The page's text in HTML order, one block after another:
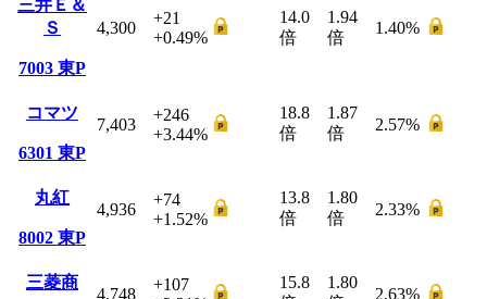
三井Ｅ＆
Ｓ
7003 東P
4,300
+21
+0.49%
14.0
倍
1.94
倍
1.40%
コマツ
6301 東P
7,403
+246
+3.44%
18.8
倍
1.87
倍
2.57%
丸紅
8002 東P
4,936
+74
+1.52%
13.8
倍
1.80
倍
2.33%
三菱商
4,748
+107
15.8
1.80
2.63%